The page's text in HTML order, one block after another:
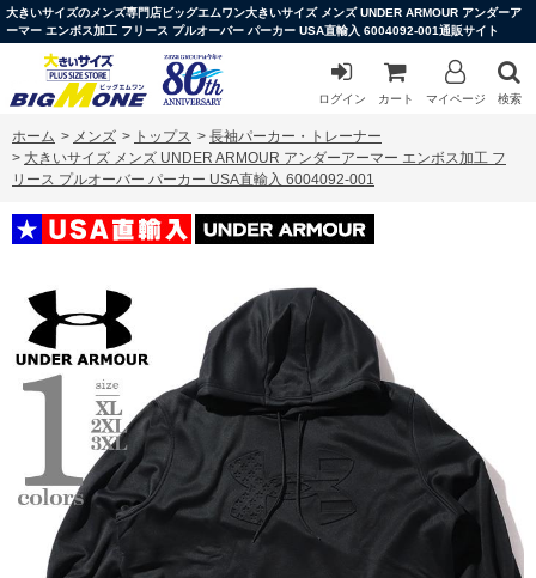
大きいサイズのメンズ専門店ビッグエムワン大きいサイズ メンズ UNDER ARMOUR アンダーア
ーマー エンボス加工 フリース プルオーバー パーカー USA直輸入 6004092-001通販サイト
ログイン カート マイページ 検索
ホーム > メンズ > トップス > 長袖パーカー・トレーナー
> 大きいサイズ メンズ UNDER ARMOUR アンダーアーマー エンボス加工 フ
リース プルオーバー パーカー USA直輸入 6004092-001